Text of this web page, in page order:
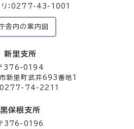
リ：0277-43-1001
舎内の案内図
新里支所
376-0194
新里町武井693番地1
0277-74-2211
黒保根支所
376-0196